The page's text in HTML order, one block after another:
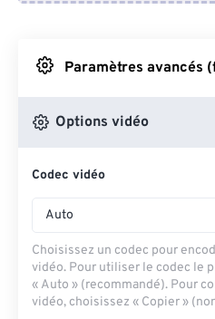
Depuis
Depuis
Paramètres avancés
Options vidéo
Codec vidéo
Auto
Choisissez un codec pour
vidéo. Pour utiliser le codec le
« Auto » (recommandé). Pour
vidéo, choisissez « Copier »